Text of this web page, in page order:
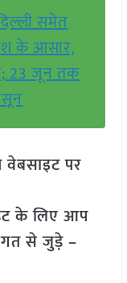
समेत
के आसार,
23 जून तक
पर
के लिए आप
से जुड़े –